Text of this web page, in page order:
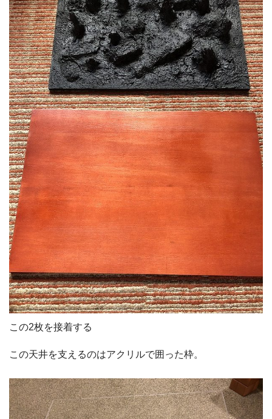
この2枚を接着する
この天井を支えるのはアクリルで囲った枠。